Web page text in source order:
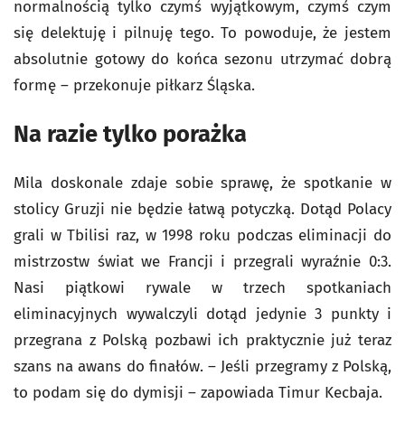
normalnością tylko czymś wyjątkowym, czymś czym
się delektuję i pilnuję tego. To powoduje, że jestem
absolutnie gotowy do końca sezonu utrzymać dobrą
formę – przekonuje piłkarz Śląska.
Na razie tylko porażka
Mila doskonale zdaje sobie sprawę, że spotkanie w
stolicy Gruzji nie będzie łatwą potyczką. Dotąd Polacy
grali w Tbilisi raz, w 1998 roku podczas eliminacji do
mistrzostw świat we Francji i przegrali wyraźnie 0:3.
Nasi piątkowi rywale w trzech spotkaniach
eliminacyjnych wywalczyli dotąd jedynie 3 punkty i
przegrana z Polską pozbawi ich praktycznie już teraz
szans na awans do finałów. – Jeśli przegramy z Polską,
to podam się do dymisji – zapowiada Timur Kecbaja.